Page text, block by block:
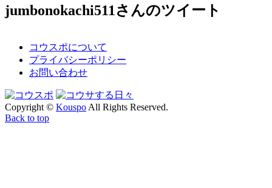
jumbonokachi511さんのツイート
コウスポについて
プライバシーポリシー
お問い合わせ
Copyright© KouspoAll Rights Reserved.
Back to top